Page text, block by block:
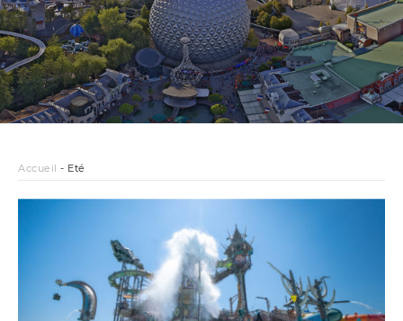
Accueil - Eté